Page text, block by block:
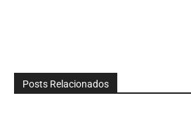
Posts Relacionados